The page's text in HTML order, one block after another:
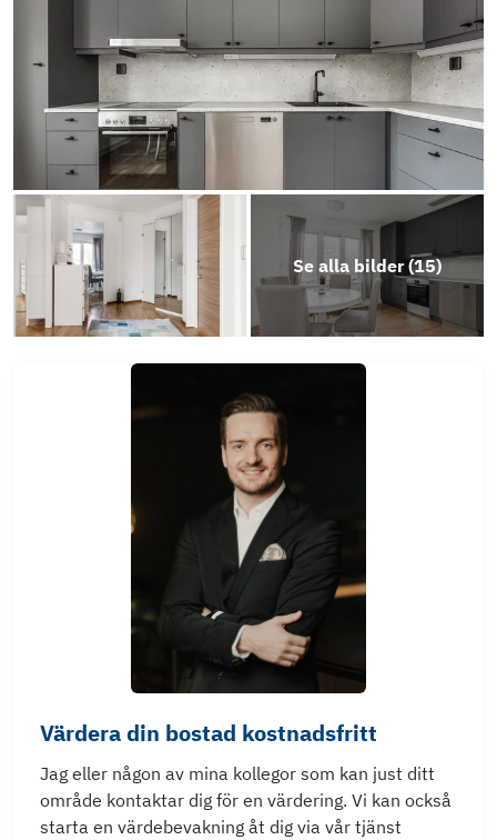
Se alla bilder (15)
Värdera din bostad kostnadsfritt
Jag eller någon av mina kollegor som kan just ditt
område kontaktar dig för en värdering. Vi kan också
starta en värdebevakning åt dig via vår tjänst